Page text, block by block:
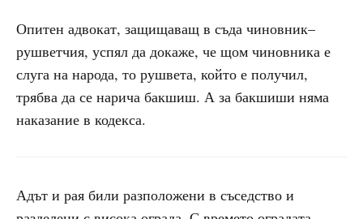
Опитен адвокат, защищаващ в съда чиновник–
рушветчия, успял да докаже, че щом чиновника е
слуга на народа, то рушвета, който е получил,
трябва да се нарича бакшиш. А за бакшиши няма
наказание в кодекса.
Адът и рая били разположени в съседство и